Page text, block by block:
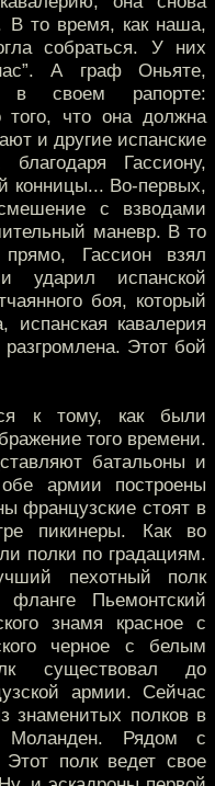
В то время, как наша,
собраться. У них
А граф Оньяте,
в своем рапорте:
того, что она должна
и другие испанские
Гассиону,
конницы... Во-первых,
с взводами
маневр. В то
Гассион взял
ударил испанской
боя, который
испанская кавалерия
Этот бой
к тому, как были
того времени.
батальоны и
армии построены
французские стоят в
пикинеры. Как во
полки по градациям.
пехотный полк
Пьемонтский
знамя красное с
черное с белым
существовал до
армии. Сейчас
знаменитых полков в
Моланден. Рядом с
полк ведет свое